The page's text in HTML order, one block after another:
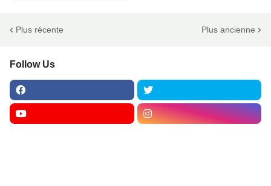
Plus récente Plus ancienne
Follow Us